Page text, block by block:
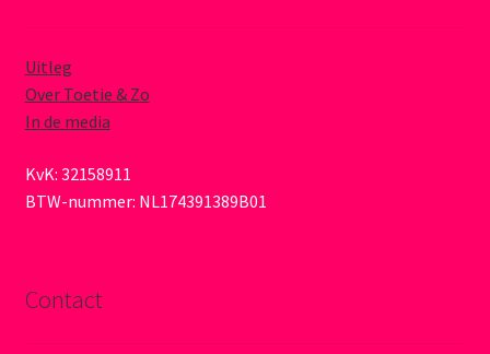
Uitleg
Over Toetie & Zo
In de media
KvK: 32158911
BTW-nummer: NL174391389B01
Contact